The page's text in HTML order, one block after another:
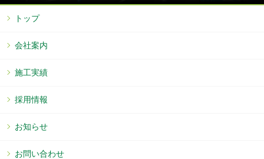
トップ
会社案内
施工実績
採用情報
お知らせ
お問い合わせ